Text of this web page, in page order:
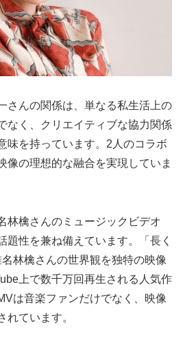
さんの関係は、単なる私生活上の
なく、クリエイティブな協力関係
味を持っています。2人のコラボ
像の理想的な融合を実現していま
林檎さんのミュージックビデオ
題性を兼ね備えています。「長く
林檎さんの世界観を独特の映像
上で数千万回再生される人気作
は音楽ファンだけでなく、映像
れています。